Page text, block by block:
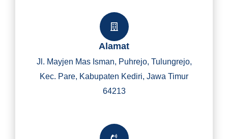
Alamat
Jl. Mayjen Mas Isman, Puhrejo, Tulungrejo,
Kec. Pare, Kabupaten Kediri, Jawa Timur
64213